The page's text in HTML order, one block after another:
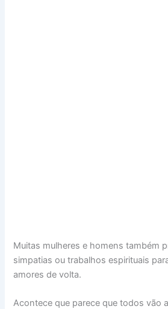
Muitas mulheres e homens também
simpatias ou trabalhos espirituais
amores de volta.
Acontece que parece que todos vão